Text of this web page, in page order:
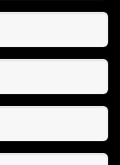
collecter des